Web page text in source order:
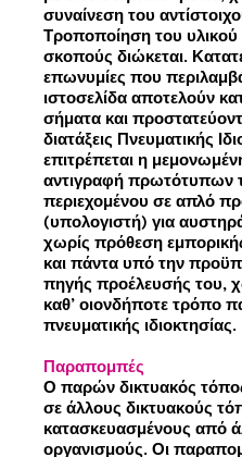
συναίνεση του
Τροποποίηση του
σκοπούς διώκεται.
επωνυμίες που
ιστοσελίδα αποτελούν
σήματα και
διατάξεις Πνευματικής
επιτρέπεται η
αντιγραφή πρωτότυπων
περιεχομένου σε απλό
(υπολογιστή) για
χωρίς πρόθεση
και πάντα υπό την
πηγής προέλευσής του,
καθ’ οιονδήποτε τρόπο
πνευματικής ιδιοκτησίας.
Παραπομπές
Ο παρών δικτυακός
σε άλλους δικτυακούς
κατασκευασμένους από
οργανισμούς. Οι